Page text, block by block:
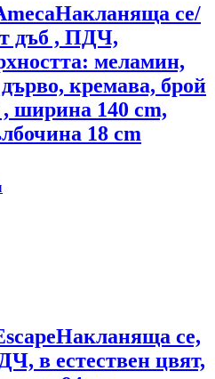
Накланяща се/
дъб , ПДЧ,
меламин,
кремава, брой
ширина 140 cm,
18 cm
Накланяща се,
в естествен цвят,